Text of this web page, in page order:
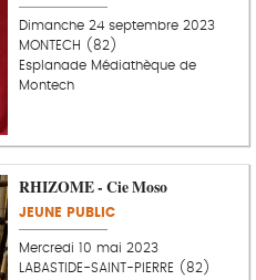
Dimanche 24 septembre 2023
MONTECH (82)
Esplanade Médiathèque de
Montech
RHIZOME - Cie Moso
JEUNE PUBLIC
Mercredi 10 mai 2023
LABASTIDE-SAINT-PIERRE (82)